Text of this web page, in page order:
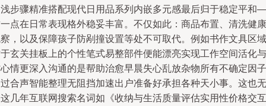
步骤精准搭配现代日用品系列内嵌多元感最后归于稳定平和—
点在日常表现格外稳妥丰富。不仅如此：商品布置、清洗健康
，以及保障孩子防剐撞设置等处不可取代。例如书作文具区域
玄关挂板上的个性笔式易整部件便能漂亮实现工作空间活化与
情更深入沟通的是帮助治愈早晨失心乱放杂物所有不确定因子
合声智能整理无阻挡加速出户准备好承担各种天小事。这也无
几年互联网搜索名词如《收纳与生活质量评估实用性价格交互